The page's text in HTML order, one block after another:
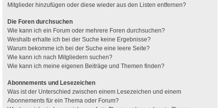
Mitglieder hinzufügen oder diese wieder aus den Listen entfernen?
Die Foren durchsuchen
Wie kann ich ein Forum oder mehrere Foren durchsuchen?
Weshalb erhalte ich bei der Suche keine Ergebnisse?
Warum bekomme ich bei der Suche eine leere Seite?
Wie kann ich nach Mitgliedern suchen?
Wie kann ich meine eigenen Beiträge und Themen finden?
Abonnements und Lesezeichen
Was ist der Unterschied zwischen einem Lesezeichen und einem
Abonnements für ein Thema oder Forum?